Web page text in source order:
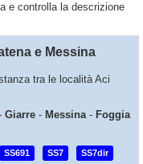
e controlla la descrizione
e Messina
tra le località Aci
Giarre - Messina- Foggia
SS691 SS7 SS7dir